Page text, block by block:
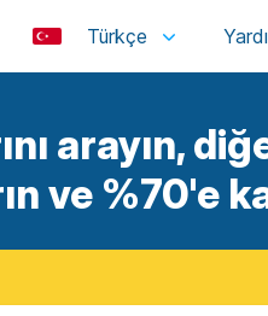
Türkçe
arayın,
ve %70'e